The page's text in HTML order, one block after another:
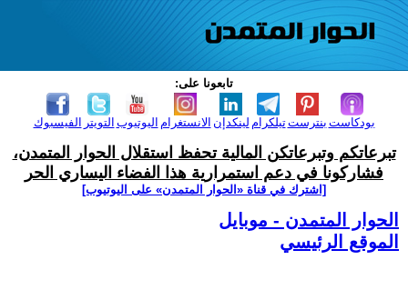
تابعونا على:
الفيسبوك التويتر اليوتيوب الانستغرام لينكدإن تيلكرامبنترست بودكاست
تبرعاتكم وتبرعاتكن المالية تحفظ استقلال الحوار المتمدن،
فشاركونا في دعم استمرارية هذا الفضاء اليساري الحر
[اشترك في قناة ‫«الحوار المتمدن» على اليوتيوب]
الحوار المتمدن - موبايل
الموقع الرئيسي